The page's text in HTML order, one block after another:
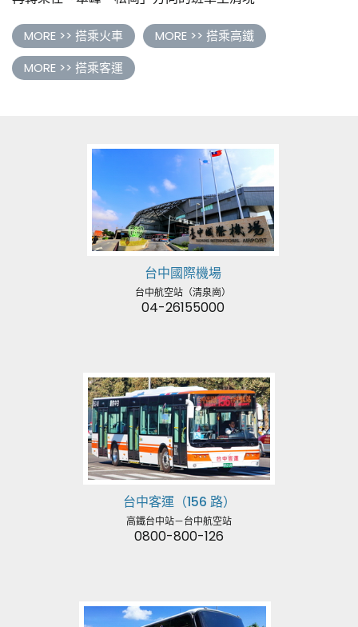
MORE >> 搭乘火車
MORE >> 搭乘高鐵
MORE >> 搭乘客運
台中國際機場
台中航空站（清泉崗）
04-26155000
台中客運（156 路）
高鐵台中站－台中航空站
0800-800-126